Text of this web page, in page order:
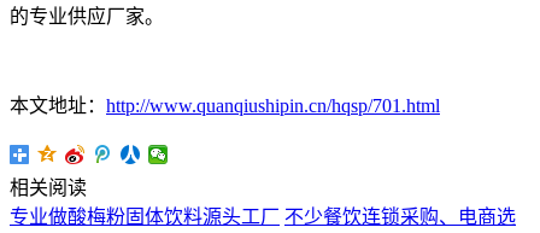
的专业供应厂家。
本文地址： http://www.quanqiushipin.cn/hqsp/701.html
相关阅读
专业做酸梅粉固体饮料源头工厂 不少餐饮连锁采购、电商选